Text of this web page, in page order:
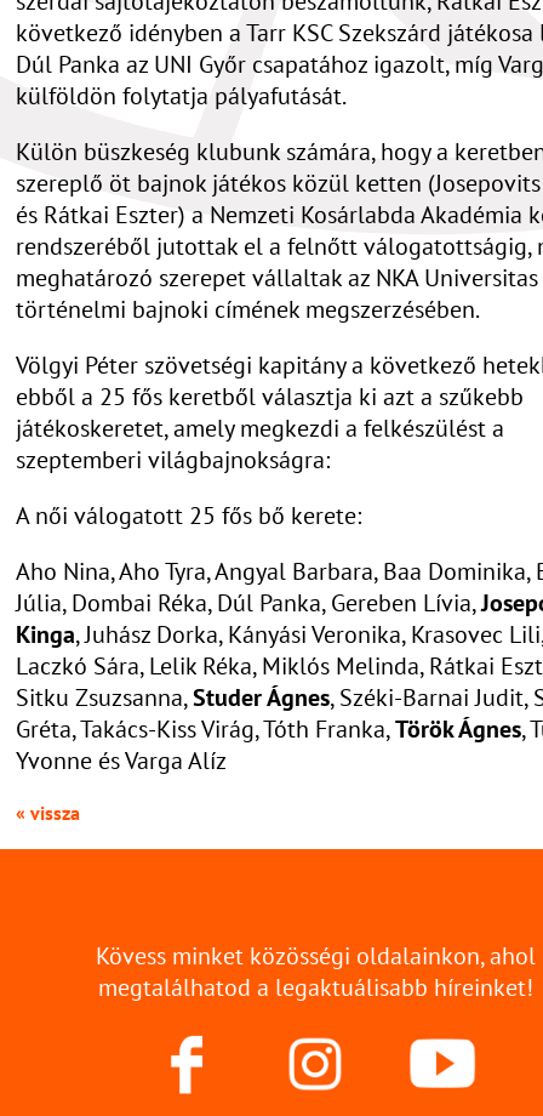
következő idényben a Tarr KSC Szekszárd játékosa
Dúl Panka az UNI Győr csapatához igazolt, míg
külföldön folytatja pályafutását.
Külön büszkeség klubunk számára, hogy a
szereplő öt bajnok játékos közül ketten
és Rátkai Eszter) a Nemzeti Kosárlabda Akadémia
rendszeréből jutottak el a felnőtt válogatottságig,
meghatározó szerepet vállaltak az NKA Universitas
történelmi bajnoki címének megszerzésében.
Völgyi Péter szövetségi kapitány a következő
ebből a 25 fős keretből választja ki azt a szűkebb
játékoskeretet, amely megkezdi a felkészülést a
szeptemberi világbajnokságra:
A női válogatott 25 fős bő kerete:
Aho Nina, Aho Tyra, Angyal Barbara, Baa Dominika,
Júlia, Dombai Réka, Dúl Panka, Gereben Lívia,
Kinga, Juhász Dorka, Kányási Veronika, Krasovec Lili,
Laczkó Sára, Lelik Réka, Miklós Melinda, Rátkai
Sitku Zsuzsanna,Studer Ágnes, Széki-Barnai Judit,
Gréta, Takács-Kiss Virág, Tóth Franka,Török Ágnes,
Yvonne és Varga Alíz
« vissza
Kövess minket közösségi oldalainkon, ahol
megtalálhatod a legaktuálisabb híreinket!